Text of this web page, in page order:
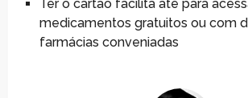
Ter o cartão facilita até para
medicamentos gratuitos ou com
farmácias conveniadas